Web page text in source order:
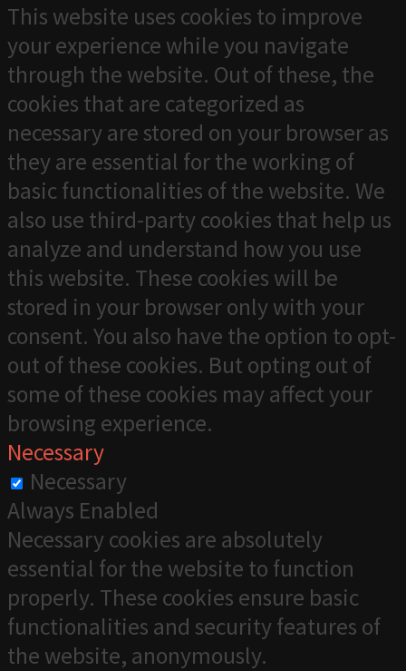
This website uses cookies to improve
your experience while you navigate
through the website. Out of these, the
cookies that are categorized as
necessary are stored on your browser as
they are essential for the working of
basic functionalities of the website. We
also use third-party cookies that help us
analyze and understand how you use
this website. These cookies will be
stored in your browser only with your
consent. You also have the option to opt-
out of these cookies. But opting out of
some of these cookies may affect your
browsing experience.
Necessary
Necessary
Always Enabled
Necessary cookies are absolutely
essential for the website to function
properly. These cookies ensure basic
functionalities and security features of
the website, anonymously.